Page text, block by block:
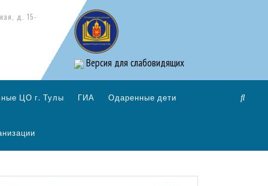
д. 15-
Версия для слабовидящих
ЦО г. Тулы ГИА Одаренные дети